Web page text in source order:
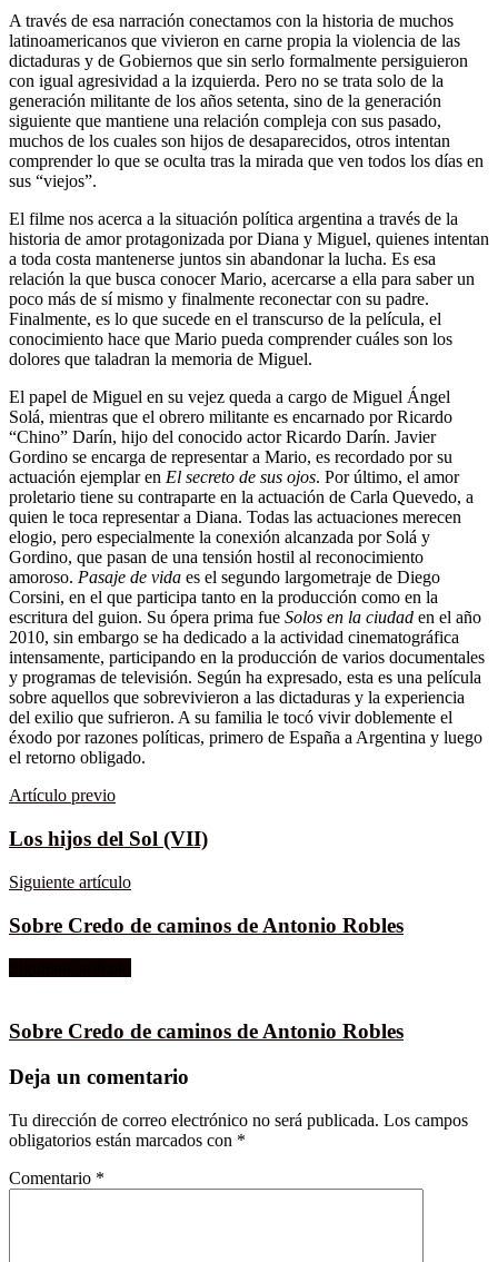
A través de esa narración conectamos con la historia de muchos
latinoamericanos que vivieron en carne propia la violencia de las
dictaduras y de Gobiernos que sin serlo formalmente persiguieron
con igual agresividad a la izquierda. Pero no se trata solo de la
generación militante de los años setenta, sino de la generación
siguiente que mantiene una relación compleja con sus pasado,
muchos de los cuales son hijos de desaparecidos, otros intentan
comprender lo que se oculta tras la mirada que ven todos los días en
sus “viejos”.
El filme nos acerca a la situación política argentina a través de la
historia de amor protagonizada por Diana y Miguel, quienes intentan
a toda costa mantenerse juntos sin abandonar la lucha. Es esa
relación la que busca conocer Mario, acercarse a ella para saber un
poco más de sí mismo y finalmente reconectar con su padre.
Finalmente, es lo que sucede en el transcurso de la película, el
conocimiento hace que Mario pueda comprender cuáles son los
dolores que taladran la memoria de Miguel.
El papel de Miguel en su vejez queda a cargo de Miguel Ángel
Solá, mientras que el obrero militante es encarnado por Ricardo
“Chino” Darín, hijo del conocido actor Ricardo Darín. Javier
Gordino se encarga de representar a Mario, es recordado por su
actuación ejemplar en El secreto de sus ojos. Por último, el amor
proletario tiene su contraparte en la actuación de Carla Quevedo, a
quien le toca representar a Diana. Todas las actuaciones merecen
elogio, pero especialmente la conexión alcanzada por Solá y
Gordino, que pasan de una tensión hostil al reconocimiento
amoroso. Pasaje de vida es el segundo largometraje de Diego
Corsini, en el que participa tanto en la producción como en la
escritura del guion. Su ópera prima fue Solos en la ciudad en el año
2010, sin embargo se ha dedicado a la actividad cinematográfica
intensamente, participando en la producción de varios documentales
y programas de televisión. Según ha expresado, esta es una película
sobre aquellos que sobrevivieron a las dictaduras y la experiencia
del exilio que sufrieron. A su familia le tocó vivir doblemente el
éxodo por razones políticas, primero de España a Argentina y luego
el retorno obligado.
Artículo previo
Los hijos del Sol (VII)
Siguiente artículo
Sobre Credo de caminos de Antonio Robles
Sobre Credo de caminos de Antonio Robles
Deja un comentario
Tu dirección de correo electrónico no será publicada. Los campos
obligatorios están marcados con *
Comentario *